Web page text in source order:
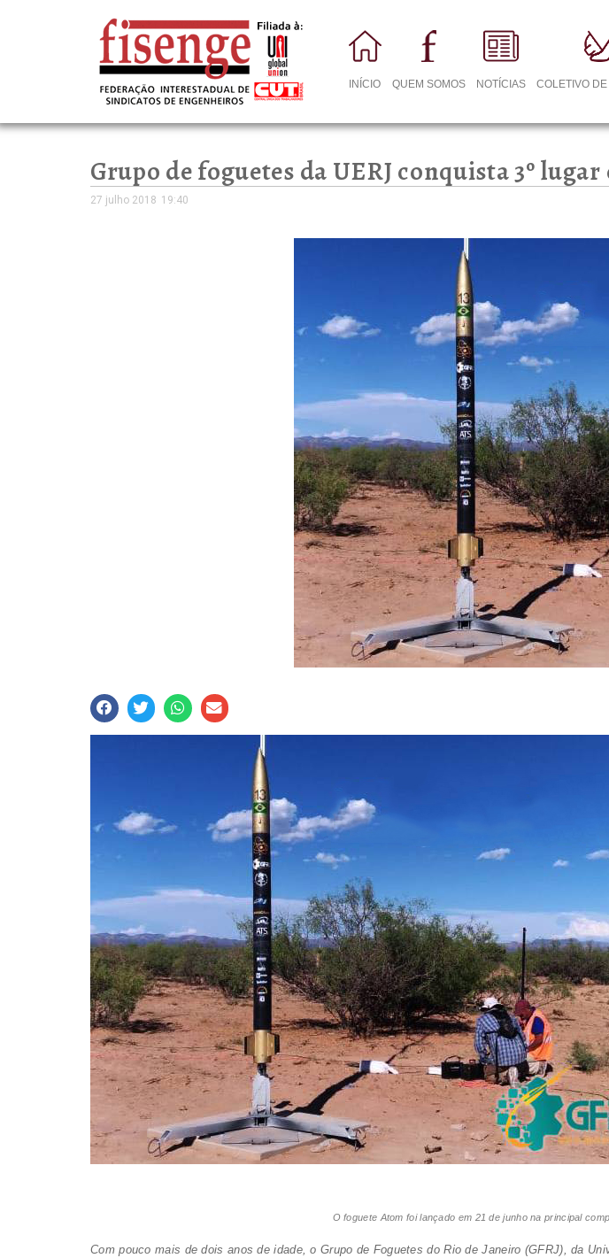
INÍCIO QUEM SOMOS NOTÍCIAS COLETIVO
Grupo de foguetes da UERJ conquista 3º
27 julho 2018 19:40
O foguete Atom foi lançado em 21 de junho na principal
Com pouco mais de dois anos de idade, o Grupo de Foguetes do Rio de Janeiro (GFRJ), da